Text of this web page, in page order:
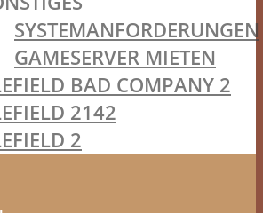
SYSTEMANFORDERUNGEN
GAMESERVER MIETEN
BAD COMPANY 2
2142
2